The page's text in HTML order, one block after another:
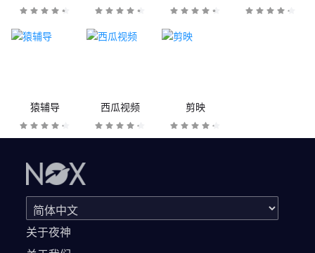
猿辅导 西瓜视频 剪映
关于夜神